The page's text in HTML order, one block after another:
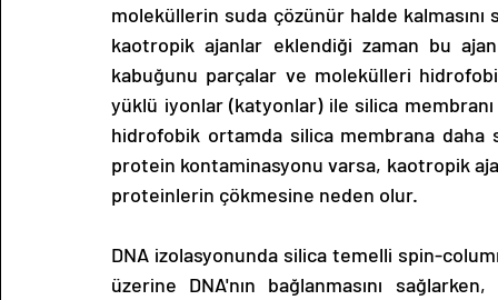
moleküllerin suda çözünür halde
kaotropik ajanlar eklendiği zaman bu
kabuğunu parçalar ve molekülleri
yüklü iyonlar (katyonlar) ile silica
hidrofobik ortamda silica membrana daha
protein kontaminasyonu varsa, kaotropik
proteinlerin çökmesine neden olur.
DNA izolasyonunda silica temelli spin-
üzerine DNA'nın bağlanmasını